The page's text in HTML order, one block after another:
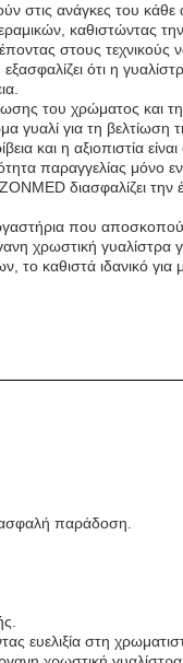
στις ανάγκες του κάθε
καθιστώντας την
στους τεχνικούς
ότι η
του χρώματος και
για τη βελτίωση
και η αξιοπιστία είναι
παραγγελίας
διασφαλίζει την
που
χρωστική γυαλίστρα
ιδανικό για
ασφαλή παράδοση.
ευελιξία στη